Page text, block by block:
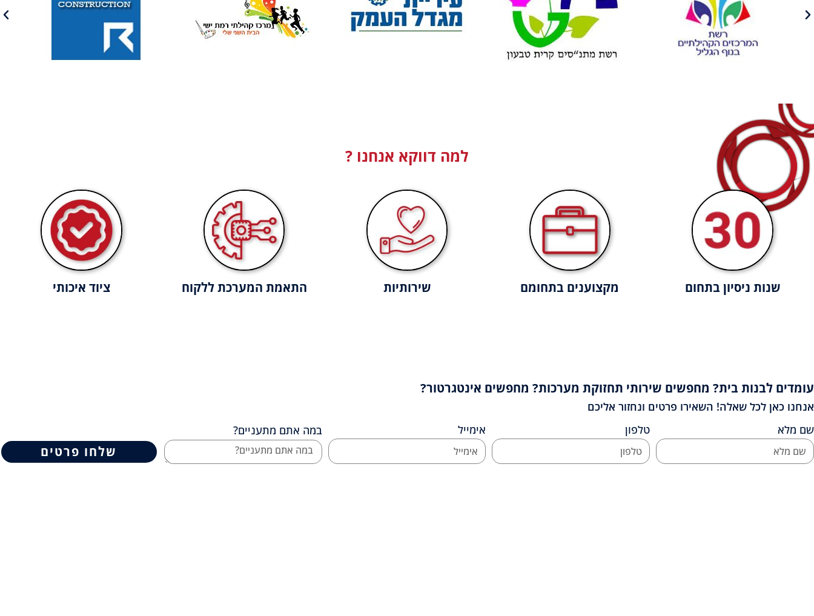
למה דווקא אנחנו ?
שנות ניסיון בתחום מקצוענים בתחומם שירותיות התאמת המערכת ללקוח ציוד איכותי
עומדים לבנות בית? מחפשים שירותי תחזוקת מערכות? מחפשים אינטגרטור?
אנחנו כאן לכל שאלה! השאירו פרטים ונחזור אליכם
שם מלא
טלפון אימייל במה אתם מתעניים?
שלחו פרטים